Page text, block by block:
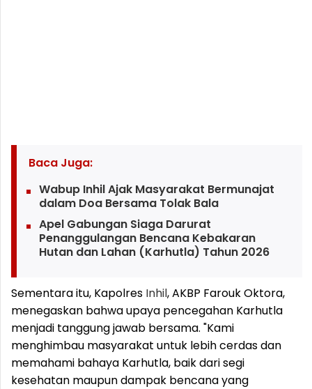
Baca Juga:
Wabup Inhil Ajak Masyarakat Bermunajat
dalam Doa Bersama Tolak Bala
Apel Gabungan Siaga Darurat
Penanggulangan Bencana Kebakaran
Hutan dan Lahan (Karhutla) Tahun 2026
Sementara itu, Kapolres Inhil, AKBP Farouk Oktora,
menegaskan bahwa upaya pencegahan Karhutla
menjadi tanggung jawab bersama. "Kami
menghimbau masyarakat untuk lebih cerdas dan
memahami bahaya Karhutla, baik dari segi
kesehatan maupun dampak bencana yang